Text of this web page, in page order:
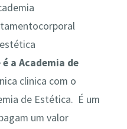
é a Academia de
clinica com o
de Estética. É um
um valor